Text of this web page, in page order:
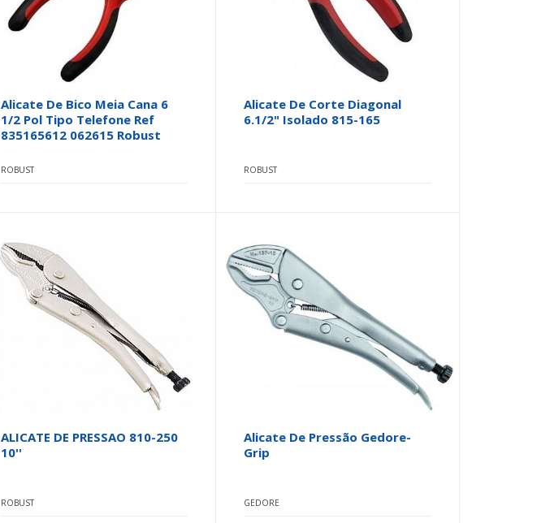
Alicate De Bico Meia Cana 6
1/2 Pol Tipo Telefone Ref
835165612 062615 Robust
ROBUST
Alicate De Corte Diagonal
6.1/2" Isolado 815-165
ROBUST
ALICATE DE PRESSAO 810-250
10''
ROBUST
Alicate De Pressão Gedore-
Grip
GEDORE